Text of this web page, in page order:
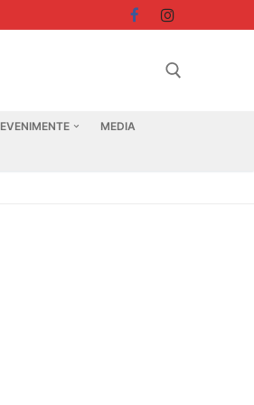
EVENIMENTE MEDIA